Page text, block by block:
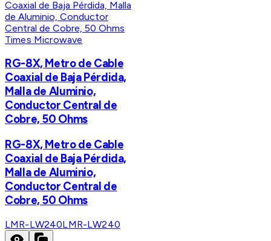
Times Microwave
RG-8X, Metro de Cable
Coaxial de Baja Pérdida,
Malla de Aluminio,
Conductor Central de
Cobre, 50 Ohms
RG-8X, Metro de Cable
Coaxial de Baja Pérdida,
Malla de Aluminio,
Conductor Central de
Cobre, 50 Ohms
LMR-LW240LMR-LW240